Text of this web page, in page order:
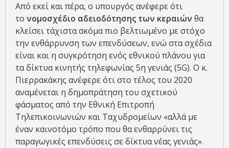
Από εκεί και πέρα, ο υπουργός ανέφερε ότι
το νομοσχέδιο αδειοδότησης των κεραιών θα
κλείσει τάχιστα ακόμα πιο βελτιωμένο με στόχο
την ενθάρρυνση των επενδύσεων, ενώ στα σχέδια
είναι και η συγκρότηση ενός εθνικού πλάνου για
τα δίκτυα κινητής τηλεφωνίας 5η γενιάς (5G). Ο κ.
Πιερρακάκης ανέφερε ότι στο τέλος του 2020
αναμένεται η δημοπράτηση του σχετικού
φάσματος από την Εθνική Επιτροπή
Τηλεπικοινωνιών και Ταχυδρομείων «αλλά με
έναν καινοτόμο τρόπο που θα ενθαρρύνει τις
παραγωγικές επενδύσεις σε δίκτυα νέας γενιάς».